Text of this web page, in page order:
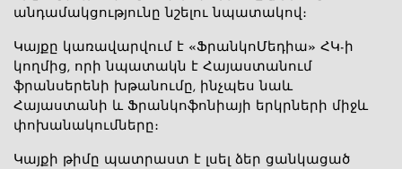
անդամակցությունը նշելու նպատակով։
Կայքը կառավարվում է «ՖրանկոՄեդիա» ՀԿ-ի
կողմից, որի նպատակն է Հայաստանում
ֆրանսերենի խթանումը, ինչպես նաև
Հայաստանի և Ֆրանկոֆոնիայի երկրների միջև
փոխանակումները։
Կայքի թիմը պատրաստ է լսել ձեր ցանկացած